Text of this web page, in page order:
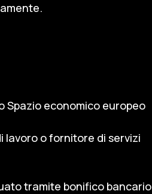
Spazio economico europeo
lavoro o fornitore di servizi
tramite bonifico bancario